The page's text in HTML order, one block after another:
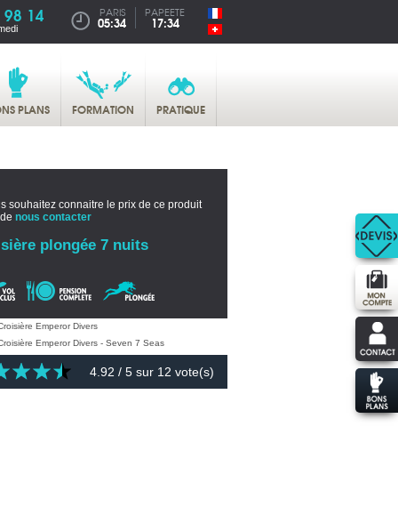
14 PARIS
05:34
PAPEETE
17:34
PLANS FORMATION PRATIQUE
souhaitez connaitre le prix de ce produit
nous contacter
plongée 7 nuits
4.92 / 5 sur 12 vote(s)